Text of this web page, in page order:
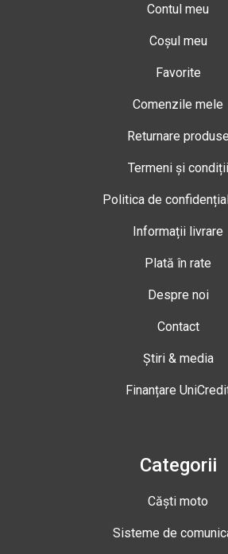
Contul meu
Coșul meu
Favorite
Comenzile mele
Returnare produse
Termeni și condiții
Politica de
Informații livrare
Plată în rate
Despre noi
Contact
Știri & media
Finanțare
Categorii
Căști moto
Sisteme de